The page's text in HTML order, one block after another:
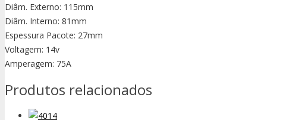
Diâm. Externo: 115mm
Diâm. Interno: 81mm
Espessura Pacote: 27mm
Voltagem: 14v
Amperagem: 75A
Produtos relacionados